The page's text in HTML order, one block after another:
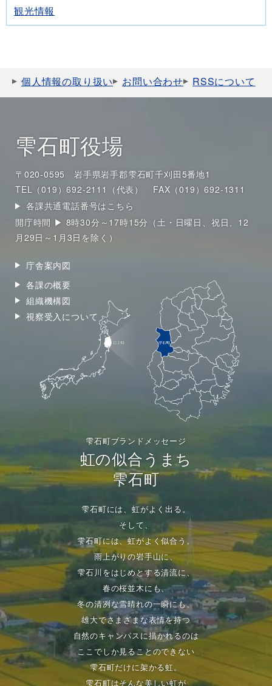
観光情報
個人情報の取り扱い お問い合わせ RSSについて
雫石町役場
〒020-0595 岩手県岩手郡雫石町千刈田5番地1
TEL（019）692-2111（代表）
FAX（019）692-1311
各課共通電話番号はこちら
開庁時間 ▶ 8時30分～17時15分（土・日曜日、祝日、12
月29日～1月3日を除く）
庁舎案内図
各課の概要
組織機構図
視察受入について
雫石町ブランドメッセージ
虹の似合うまち
雫石町
雫石町には、虹がよく出る。
そして、
雫石町には、虹がよく似合う。
雨上がりの岩手山に、
雫石川をはじめとする清流に、
春の桜並木にも、
冬の清冽な雪晴れの一瞬にも、
雄大でさまざまな表情を持つ
自然のキャンパスに描かれるのは
ここでしか見ることのできない
雫石町だけに架かる虹。
雫石町はそんな美しい虹が